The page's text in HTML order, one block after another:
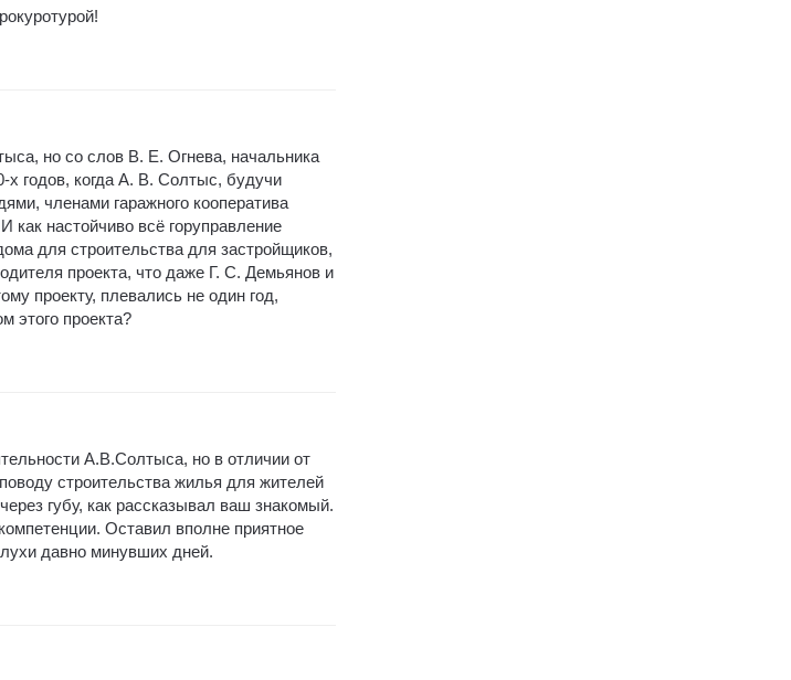
но со слов В. Е. Огнева, начальника
х годов, когда А. В. Солтыс, будучи
членами гаражного кооператива
как настойчиво всё горуправление
для строительства для застройщиков,
проекта, что даже Г. С. Демьянов и
проекту, плевались не один год,
этого проекта?
А.В.Солтыса, но в отличии от
строительства жилья для жителей
губу, как рассказывал ваш знакомый.
Оставил вполне приятное
давно минувших дней.